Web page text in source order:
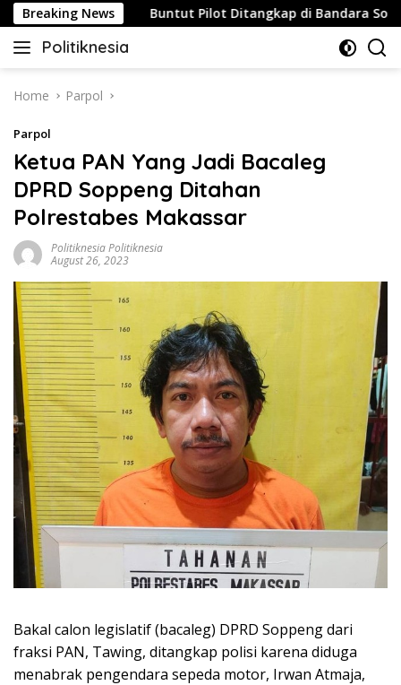
Skip
to
content
Breaking NewsBuntut Pilot Ditangkap di Bandara Soetta,
Politiknesia
Politiknesia.com
Home Parpol
Parpol
Ketua PAN Yang Jadi Bacaleg
DPRD Soppeng Ditahan
Polrestabes Makassar
Politiknesia Politiknesia
August 26, 2023
Bakal calon legislatif (bacaleg) DPRD Soppeng dari
fraksi PAN, Tawing, ditangkap polisi karena diduga
menabrak pengendara sepeda motor, Irwan Atmaja,